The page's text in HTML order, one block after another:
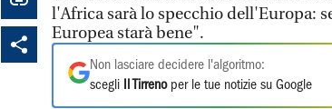
l'Africa sarà lo specchio dell'Europa:
Europea starà bene".
Non lasciare decidere l'algoritmo:
scegli
Il Tirrenoper le tue notizie su Google